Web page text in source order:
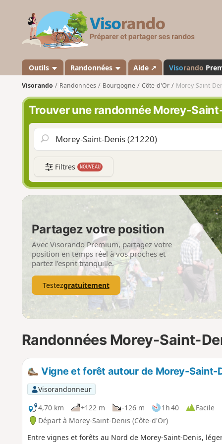
s
a
n
d
o
Outils Randonnées Aide ↗ Visorando
Visorando Randonnées Bourgogne Côte-d'Or Morey-Saint-
Trouver une randonnée Morey-
Filtres NOUVEAU
Partagez votre position
Avec Visorando Premium, partagez votre
position en temps réel à vos proches et
partez l’esprit tranquille.
Testezgratuitement
Randonnées Morey-Saint-
Vigne et forêt autour de Morey-Saint-
Visorandonneur
4,70 km
+122 m -126 m 1h 40
Facile
Départ à Morey-Saint-Denis (Côte-d'Or)
Entre vignes et forêts au Nord de Morey-Saint-Denis,